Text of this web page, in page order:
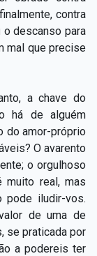
contra
descanso para
mal que precise
a chave do
há de alguém
do amor-próprio
O avarento
o orgulhoso
real, mas
pode iludir-vos.
de uma de
se praticada por
a podereis ter